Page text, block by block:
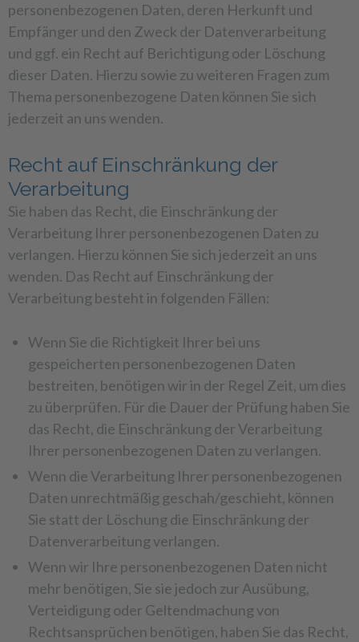
personenbezogenen Daten, deren Herkunft und
Empfänger und den Zweck der Datenverarbeitung
und ggf. ein Recht auf Berichtigung oder Löschung
dieser Daten. Hierzu sowie zu weiteren Fragen zum
Thema personenbezogene Daten können Sie sich
jederzeit an uns wenden.
Recht auf Einschränkung der
Verarbeitung
Sie haben das Recht, die Einschränkung der
Verarbeitung Ihrer personenbezogenen Daten zu
verlangen. Hierzu können Sie sich jederzeit an uns
wenden. Das Recht auf Einschränkung der
Verarbeitung besteht in folgenden Fällen:
Wenn Sie die Richtigkeit Ihrer bei uns
gespeicherten personenbezogenen Daten
bestreiten, benötigen wir in der Regel Zeit, um dies
zu überprüfen. Für die Dauer der Prüfung haben Sie
das Recht, die Einschränkung der Verarbeitung
Ihrer personenbezogenen Daten zu verlangen.
Wenn die Verarbeitung Ihrer personenbezogenen
Daten unrechtmäßig geschah/geschieht, können
Sie statt der Löschung die Einschränkung der
Datenverarbeitung verlangen.
Wenn wir Ihre personenbezogenen Daten nicht
mehr benötigen, Sie sie jedoch zur Ausübung,
Verteidigung oder Geltendmachung von
Rechtsansprüchen benötigen, haben Sie das Recht,